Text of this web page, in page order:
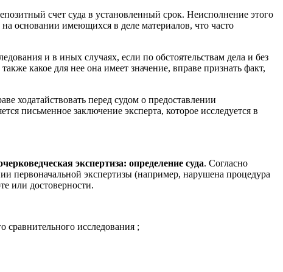
счет суда в установленный срок. Неисполнение этого
основании имеющихся в деле материалов, что часто
и в иных случаях, если по обстоятельствам дела и без
какое для нее она имеет значение, вправе признать факт,
ходатайствовать перед судом о предоставлении
письменное заключение эксперта, которое исследуется в
экспертиза: определение суда. Согласно
первоначальной экспертизы (например, нарушена процедура
или достоверности.
сравнительного исследования ;